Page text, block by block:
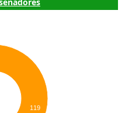
119